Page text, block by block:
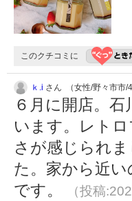
このクチコミに
ｋ.i さん （女性/野々市市/
６月に開店。
います。レト
さが感じられ
た。家から近
です。
（投稿